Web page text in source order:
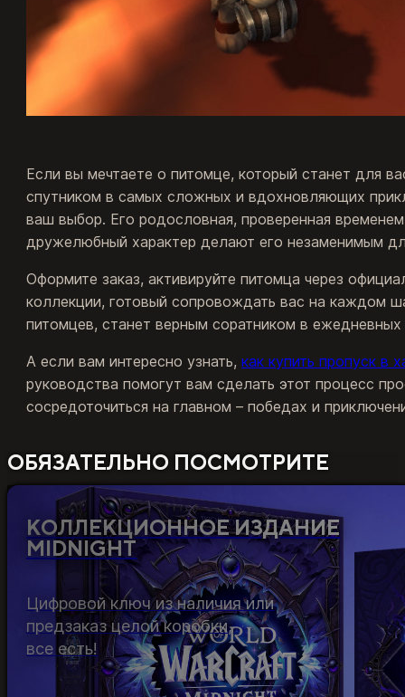
Если вы мечтаете о питомце, который станет для
спутником в самых сложных и вдохновляющих
ваш выбор. Его родословная, проверенная
дружелюбный характер делают его незаменимым
Оформите заказ, активируйте питомца через
коллекции, готовый сопровождать вас на каждом
питомцев, станет верным соратником в
А если вам интересно узнать,как купить пропуск в
руководства помогут вам сделать этот процесс
сосредоточиться на главном – победах и
ОБЯЗАТЕЛЬНО ПОСМОТРИТЕ
КОЛЛЕКЦИОННОЕ ИЗДАНИЕ
MIDNIGHT
Цифровой ключ из наличия или
предзаказ целой коробки,
все есть!